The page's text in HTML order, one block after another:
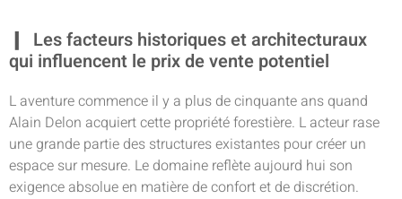
Les facteurs historiques et architecturaux
qui influencent le prix de vente potentiel
L aventure commence il y a plus de cinquante ans quand
Alain Delon acquiert cette propriété forestière. L acteur rase
une grande partie des structures existantes pour créer un
espace sur mesure. Le domaine reflète aujourd hui son
exigence absolue en matière de confort et de discrétion.